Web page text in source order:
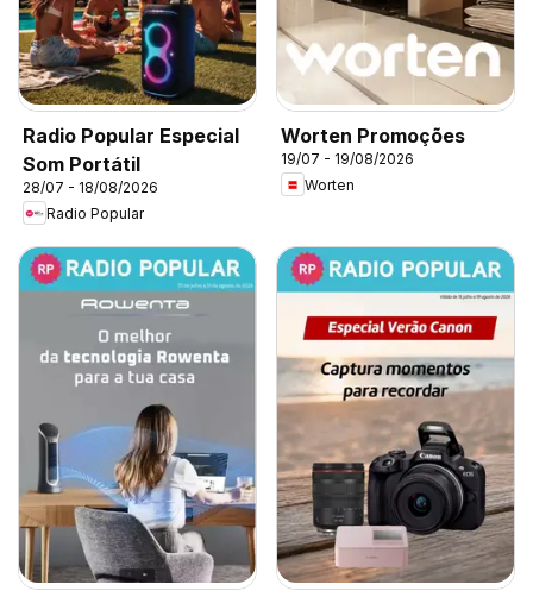
Radio Popular Especial
Som Portátil
28/07 - 18/08/2026
Radio Popular
Worten Promoções
19/07 - 19/08/2026
Worten